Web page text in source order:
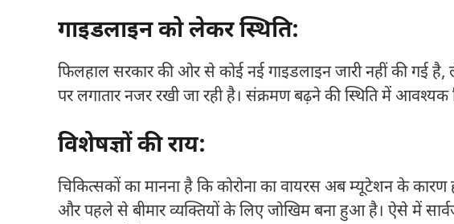
गाइडलाइन को लेकर स्थिति:
फिलहाल सरकार की ओर से कोई नई गाइडलाइन जारी नहीं की गई है,
पर लगातार नजर रखी जा रही है। संक्रमण बढ़ने की स्थिति में आवश्यक
विशेषज्ञों की राय:
चिकित्सकों का मानना है कि कोरोना का वायरस अब म्यूटेशन के
और पहले से बीमार व्यक्तियों के लिए जोखिम बना हुआ है। ऐसे में